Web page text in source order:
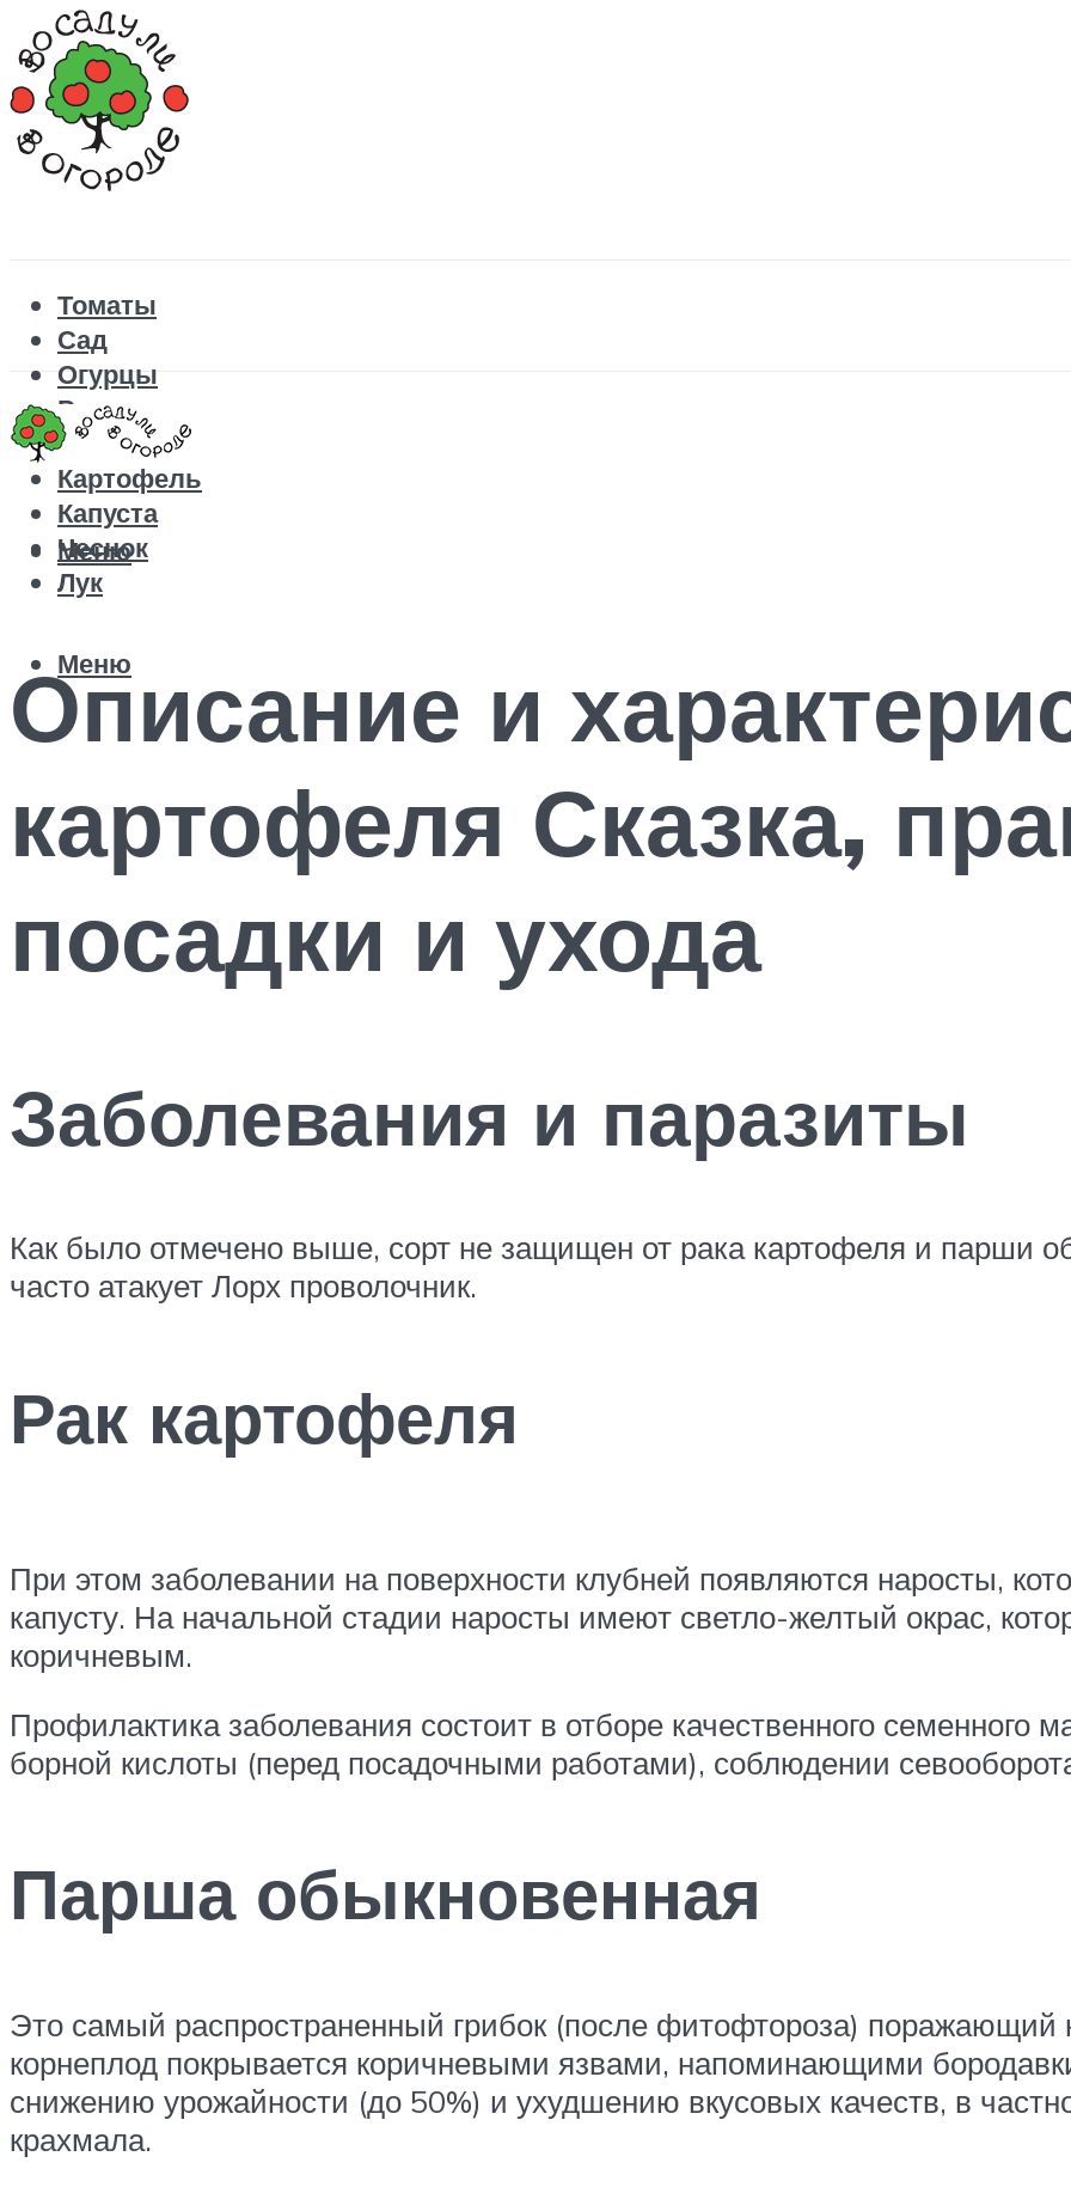
Томаты
Сад
Огурцы
Рецепты
Перец
Картофель
Капуста
Чеснок
Лук
Меню
Меню
Описание и
картофеля Сказка,
посадки и ухода
Заболевания и паразиты
Как было отмечено выше, сорт не защищен от рака картофеля и парши
часто атакует Лорх проволочник.
Рак картофеля
При этом заболевании на поверхности клубней появляются наросты,
капусту. На начальной стадии наросты имеют светло-желтый окрас,
коричневым.
Профилактика заболевания состоит в отборе качественного семенного
борной кислоты (перед посадочными работами), соблюдении
Парша обыкновенная
Это самый распространенный грибок (после фитофтороза) поражающий
корнеплод покрывается коричневыми язвами, напоминающими
снижению урожайности (до 50%) и ухудшению вкусовых качеств, в
крахмала.